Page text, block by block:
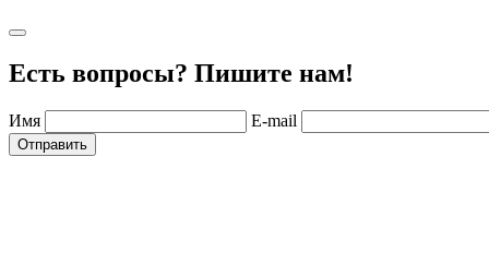
Есть вопросы? Пишите нам!
Имя E-mail